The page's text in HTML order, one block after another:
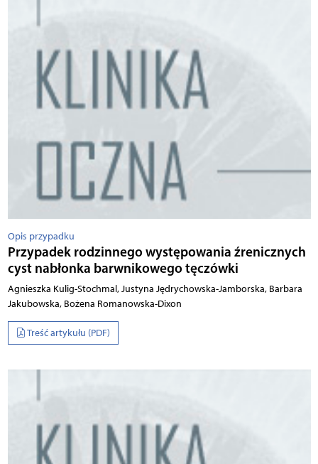
Opis przypadku
Przypadek rodzinnego występowania źrenicznych
cyst nabłonka barwnikowego tęczówki
Agnieszka Kulig-Stochmal, Justyna Jędrychowska-Jamborska, Barbara
Jakubowska, Bożena Romanowska-Dixon
Treść artykułu (PDF)